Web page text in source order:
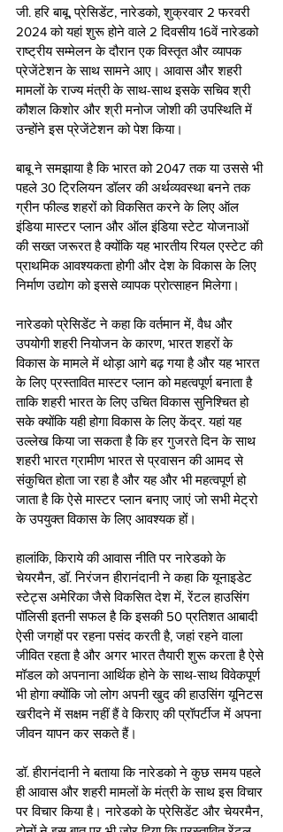
जी. हरि बाबू, प्रेसिडेंट, नारेडको, शुक्रवार 2 फरवरी
2024 को यहां शुरू होने वाले 2 दिवसीय 16वें नारेडको
राष्ट्रीय सम्मेलन के दौरान एक विस्तृत और व्यापक
प्रेजेंटेशन के साथ सामने आए। आवास और शहरी
मामलों के राज्य मंत्री के साथ-साथ इसके सचिव श्री
कौशल किशोर और श्री मनोज जोशी की उपस्थिति में
उन्होंने इस प्रेजेंटेशन को पेश किया।
बाबू ने समझाया है कि भारत को 2047 तक या उससे भी
पहले 30 ट्रिलियन डॉलर की अर्थव्यवस्था बनने तक
ग्रीन फील्ड शहरों को विकसित करने के लिए ऑल
इंडिया मास्टर प्लान और ऑल इंडिया स्टेट योजनाओं
की सख्त जरूरत है क्योंकि यह भारतीय रियल एस्टेट की
प्राथमिक आवश्यकता होगी और देश के विकास के लिए
निर्माण उद्योग को इससे व्यापक प्रोत्साहन मिलेगा।
नारेडको प्रेसिडेंट ने कहा कि वर्तमान में, वैध और
उपयोगी शहरी नियोजन के कारण, भारत शहरों के
विकास के मामले में थोड़ा आगे बढ़ गया है और यह भारत
के लिए प्रस्तावित मास्टर प्लान को महत्वपूर्ण बनाता है
ताकि शहरी भारत के लिए उचित विकास सुनिश्चित हो
सके क्योंकि यही होगा विकास के लिए केंद्र. यहां यह
उल्लेख किया जा सकता है कि हर गुजरते दिन के साथ
शहरी भारत ग्रामीण भारत से प्रवासन की आमद से
संकुचित होता जा रहा है और यह और भी महत्वपूर्ण हो
जाता है कि ऐसे मास्टर प्लान बनाए जाएं जो सभी मेट्रो
के उपयुक्त विकास के लिए आवश्यक हों।
हालांकि, किराये की आवास नीति पर नारेडको के
चेयरमैन, डॉ. निरंजन हीरानंदानी ने कहा कि यूनाइडेट
स्टेट्स अमेरिका जैसे विकसित देश में, रेंटल हाउसिंग
पॉलिसी इतनी सफल है कि इसकी 50 प्रतिशत आबादी
ऐसी जगहों पर रहना पसंद करती है, जहां रहने वाला
जीवित रहता है और अगर भारत तैयारी शुरू करता है ऐसे
मॉडल को अपनाना आर्थिक होने के साथ-साथ विवेकपूर्ण
भी होगा क्योंकि जो लोग अपनी खुद की हाउसिंग यूनिटस
खरीदने में सक्षम नहीं हैं वे किराए की प्रॉपर्टीज में अपना
जीवन यापन कर सकते हैं।
डॉ. हीरानंदानी ने बताया कि नारेडको ने कुछ समय पहले
ही आवास और शहरी मामलों के मंत्री के साथ इस विचार
पर विचार किया है। नारेडको के प्रेसिडेंट और चेयरमैन,